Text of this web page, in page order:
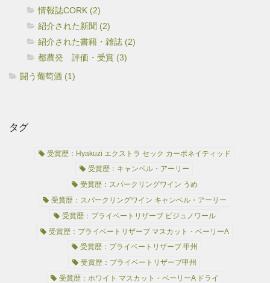
情報誌CORK (2)
紹介された新聞 (2)
紹介された書籍・雑誌 (2)
都農発 評価・受賞 (3)
闘う葡萄酒 (1)
タグ
受賞歴：Hyakuzi エクストラ セック カーボネイティッド
受賞歴：キャンベル・アーリー
受賞歴：スパークリングワイン うめ
受賞歴：スパークリングワイン キャンベル・アーリー
受賞歴：プライベートリザーブ ビジュノワール
受賞歴：プライベートリザーブ マスカット・ベーリーA
受賞歴：プライベートリザーブ 甲州
受賞歴：プライベートリザーブ甲州
受賞歴：ホワイト マスカット・ベーリーA ドライ